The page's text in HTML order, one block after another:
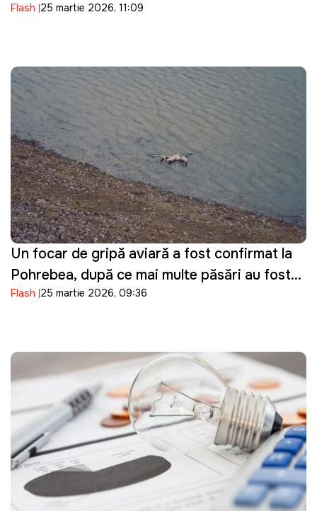
ASP
Flash 25 martie 2026, 11:09
Un focar de gripă aviară a fost confirmat la
Pohrebea, după ce mai multe păsări au fost
descoperite moarte pe Nistru
Flash 25 martie 2026, 09:36